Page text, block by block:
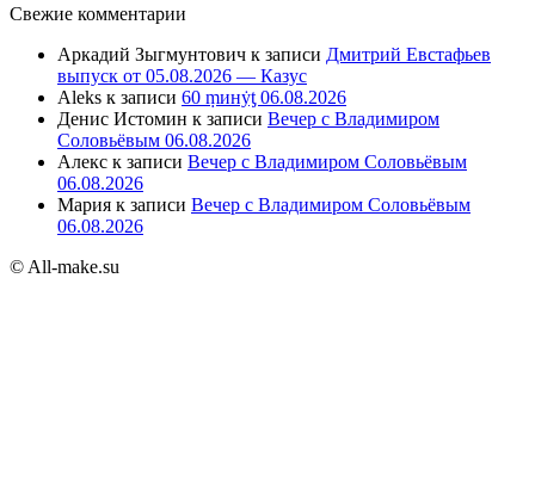
Свежие комментарии
Аркадий Зыгмунтович к записи Дмитрий Евстафьев
выпуск от 05.08.2026 — Казус
Aleks к записи 60 ṃинẏƫ 06.08.2026
Денис Истомин к записи Вечер с Владимиром
Соловьёвым 06.08.2026
Алекс к записи Вечер с Владимиром Соловьёвым
06.08.2026
Мария к записи Вечер с Владимиром Соловьёвым
06.08.2026
© All-make.su